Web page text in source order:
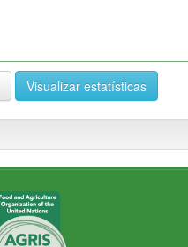
Visualizar estatísticas